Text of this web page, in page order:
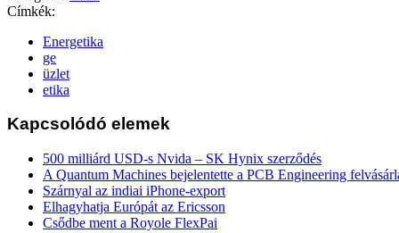
Címkék:
Energetika
ge
üzlet
etika
Kapcsolódó elemek
500 milliárd USD-s Nvida – SK Hynix szerződés
A Quantum Machines bejelentette a PCB Engineering
Szárnyal az indiai iPhone-export
Elhagyhatja Európát az Ericsson
Csődbe ment a Royole FlexPai